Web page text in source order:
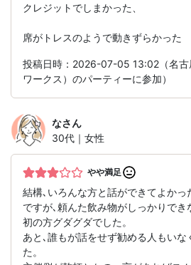
クレジットでしまかった、
席がトレスのようで動きずらかった
投稿日時：2026-07-05 13:02（名古
ワークス）のパーティーに参加）
なさん
30代｜女性
やや満足
結構､いろんな方と話ができてよかっ
ですが､頼んた飲み物がしっかりで
初の方グダグダでした。
あと､誰もが話をせず勧める人もいな
た。